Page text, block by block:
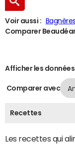
Voir aussi :
Comparer
Afficher les
Comparer avec
Recettes
Les recettes qui